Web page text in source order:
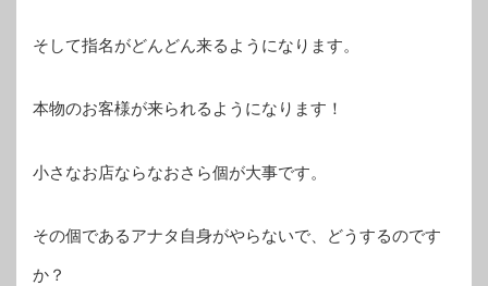
そして指名がどんどん来るようになります。
本物のお客様が来られるようになります！
小さなお店ならなおさら個が大事です。
その個であるアナタ自身がやらないで、どうするのです
か？